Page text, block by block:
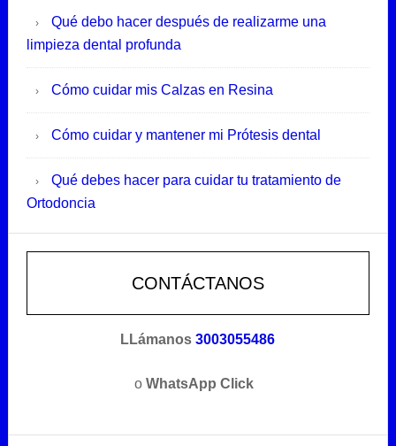
Qué debo hacer después de realizarme una
limpieza dental profunda
Cómo cuidar mis Calzas en Resina
Cómo cuidar y mantener mi Prótesis dental
Qué debes hacer para cuidar tu tratamiento de
Ortodoncia
CONTÁCTANOS
LLámanos3003055486
oWhatsApp Click